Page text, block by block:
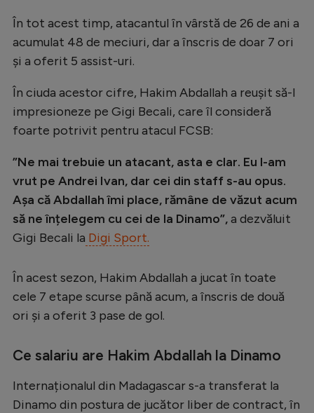
Intră în cont
În tot acest timp, atacantul în vârstă de 26 de ani a
acumulat 48 de meciuri, dar a înscris de doar 7 ori
și a oferit 5 assist-uri.
În ciuda acestor cifre, Hakim Abdallah a reușit să-l
impresioneze pe Gigi Becali, care îl consideră
foarte potrivit pentru atacul FCSB:
”Ne mai trebuie un atacant, asta e clar. Eu l-am
vrut pe Andrei Ivan, dar cei din staff s-au opus.
Așa că Abdallah îmi place, rămâne de văzut acum
să ne înțelegem cu cei de la Dinamo”,a dezvăluit
Gigi Becali la Digi Sport.
În acest sezon, Hakim Abdallah a jucat în toate
cele 7 etape scurse până acum, a înscris de două
ori și a oferit 3 pase de gol.
Ce salariu are Hakim Abdallah la Dinamo
Internaționalul din Madagascar s-a transferat la
Dinamo din postura de jucător liber de contract, în